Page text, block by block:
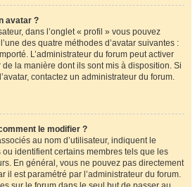
avatar ?
dans l’onglet « profil » vous pouvez
des quatre méthodes d’avatar suivantes :
L’administrateur du forum peut activer
la manière dont ils sont mis à disposition. Si
contactez un administrateur du forum.
le modifier ?
au nom d’utilisateur, indiquent le
identifient certains membres tels que les
En général, vous ne pouvez pas directement
il est paramétré par l’administrateur du forum.